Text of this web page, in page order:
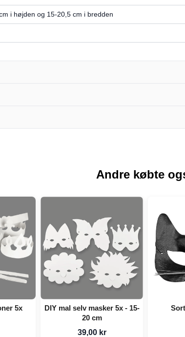
i højden og 15-20,5 cm i bredden
Andre købte
5x
DIY mal selv masker 5x - 15-
20 cm
39,00 kr